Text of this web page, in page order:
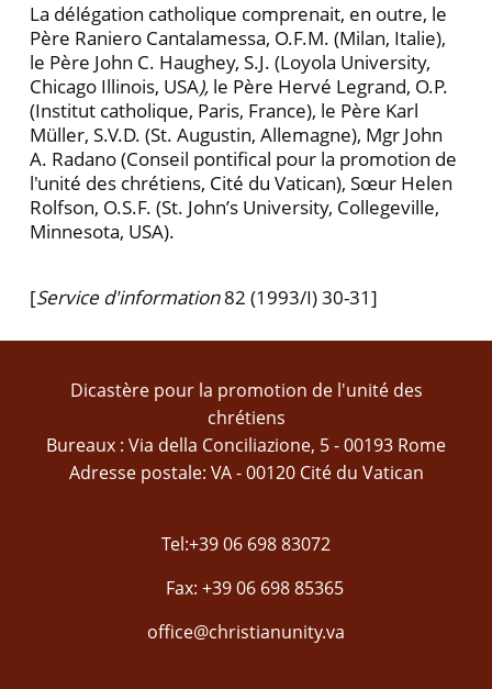
La délégation catholique comprenait, en outre, le
Père Raniero Cantalamessa, O.F.M. (Milan, Italie),
le Père John C. Haughey, S.J. (Loyola University,
Chicago Illinois, USA), le Père Hervé Legrand, O.P.
(Institut catholique, Paris, France), le Père Karl
Müller, S.V.D. (St. Augustin, Allemagne), Mgr John
A. Radano (Conseil pontifical pour la promotion de
l'unité des chrétiens, Cité du Vatican), Sœur Helen
Rolfson, O.S.F. (St. John’s University, Collegeville,
Minnesota, USA).
[Service d'information82 (1993/I) 30-31]
Dicastère pour la promotion de l'unité des
chrétiens
Bureaux : Via della Conciliazione, 5 - 00193 Rome
Adresse postale: VA - 00120 Cité du Vatican
Tel:+39 06 698 83072
Fax: +39 06 698 85365
office@christianunity.va